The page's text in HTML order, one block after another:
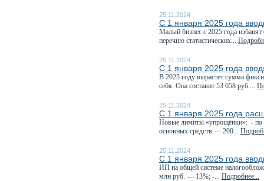
25.11.2024
С 1 января 2025 года
Малый бизнес с 2025 года избавят
перечню статистических...
25.11.2024
С 1 января 2025 года
В 2025 году вырастет сумма
себя. Она составит 53 658 руб....
25.11.2024
С 1 января 2025 года
Новые лимиты «упрощёнки»: - по
основных средств — 200...
25.11.2024
С 1 января 2025 года
ИП на общей системе
млн руб. — 13%; -... Подробнее...